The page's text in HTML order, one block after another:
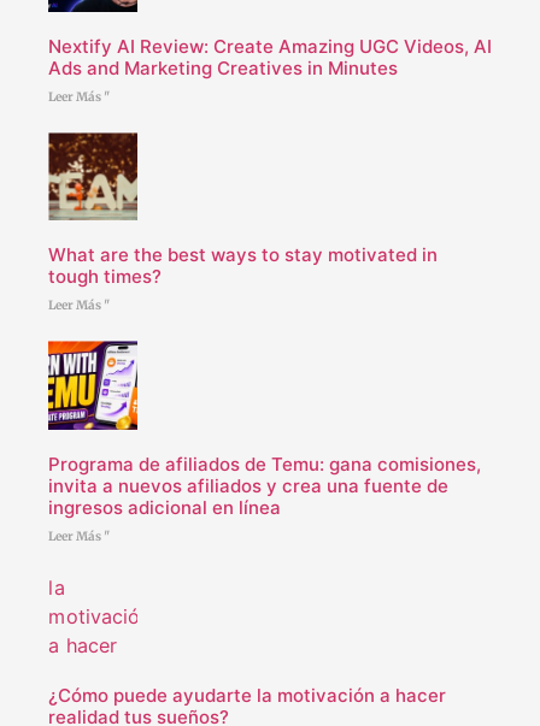
Nextify AI Review: Create Amazing UGC Videos, AI
Ads and Marketing Creatives in Minutes
Leer Más "
What are the best ways to stay motivated in
tough times?
Leer Más "
Programa de afiliados de Temu: gana comisiones,
invita a nuevos afiliados y crea una fuente de
ingresos adicional en línea
Leer Más "
¿Cómo puede ayudarte la motivación a hacer
realidad tus sueños?